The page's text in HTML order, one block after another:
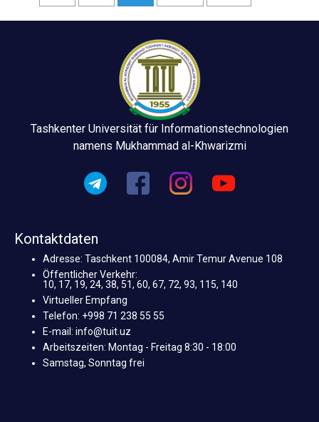
Tashkenter Universität für Informationstechnologien
namens Mukhammad al-Khwarizmi
Kontaktdaten
Adresse: Taschkent 100084, Amir Temur Avenue 108
Öffentlicher Verkehr:
10, 17, 19, 24, 38, 51, 60, 67, 72, 93, 115, 140
Virtueller Empfang
Telefon: +998 71 238 55 55
E-mail: info@tuit.uz
Arbeitszeiten: Montag - Freitag 8:30 - 18:00
Samstag, Sonntag frei